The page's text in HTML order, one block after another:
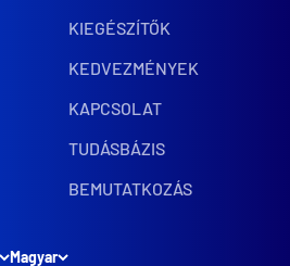
KIEGÉSZÍTŐK
KEDVEZMÉNYEK
KAPCSOLAT
TUDÁSBÁZIS
BEMUTATKOZÁS
Magyar